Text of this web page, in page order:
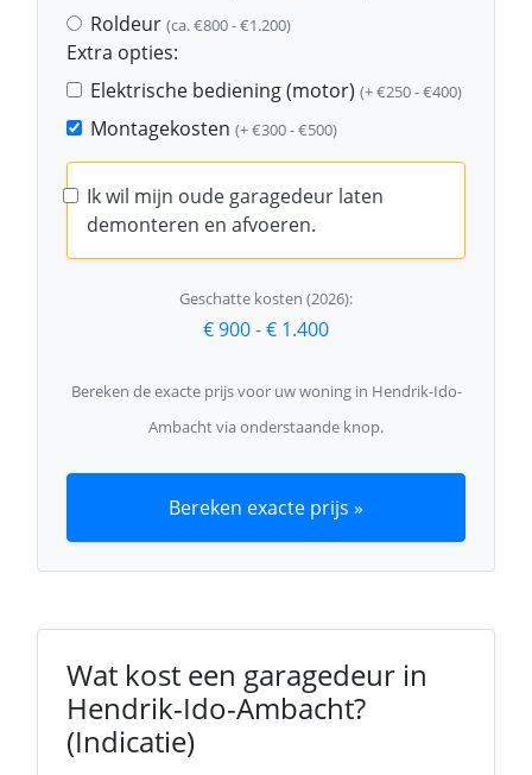
Roldeur (ca. €800 - €1.200)
Extra opties:
Elektrische bediening (motor) (+ €250 - €400)
Montagekosten (+ €300 - €500)
Ik wil mijn oude garagedeur laten
demonteren en afvoeren.
Geschatte kosten (2026):
€ 900-€ 1.400
Bereken de exacte prijs voor uw woning in Hendrik-Ido-
Ambacht via onderstaande knop.
Bereken exacte prijs »
Wat kost een garagedeur in
Hendrik-Ido-Ambacht?
(Indicatie)